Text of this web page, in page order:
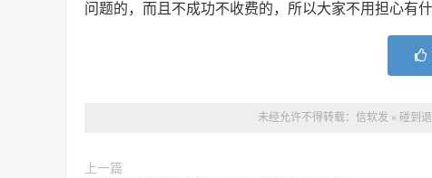
问题的，而且不成功不收费的，所以大家不用担心有什
未经允许不得转载： 信软发 » 碰到
上一篇